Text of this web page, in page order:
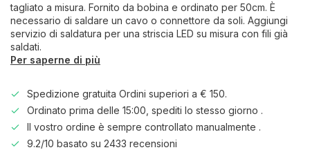
tagliato a misura. Fornito da bobina e ordinato per 50cm. È
necessario di saldare un cavo o connettore da soli. Aggiungi
servizio di saldatura per una striscia LED su misura con fili già
saldati.
Per saperne di più
Spedizione gratuita Ordini superiori a € 150.
Ordinato prima delle 15:00, spediti lo stesso giorno .
Il vostro ordine è sempre controllato manualmente .
9.2/10 basato su 2433 recensioni